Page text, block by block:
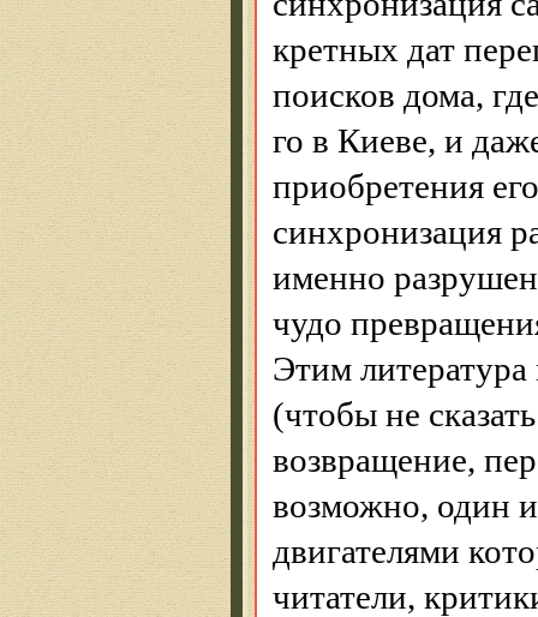
кретных дат
поисков дома,
го в Киеве, и
приобретения
синхронизация
именно
чудо
Этим
(чтобы не
возвращение,
возможно, один
двигателями
читатели,